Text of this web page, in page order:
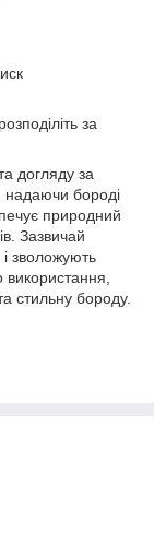
за
догляду за
надаючи бороді
природний
Зазвичай
і зволожують
стильну бороду.